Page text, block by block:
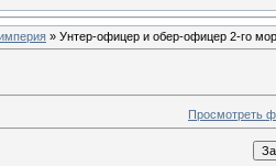
» Унтер-офицер и обер-офицер 2-го
Просмотреть